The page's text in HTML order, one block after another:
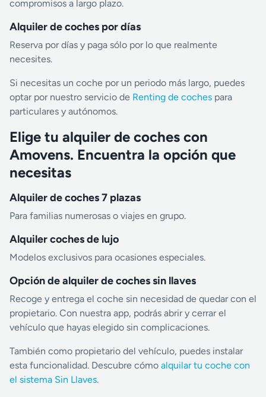
compromisos a largo plazo.
Alquiler de coches por días
Reserva por días y paga sólo por lo que realmente
necesites.
Si necesitas un coche por un periodo más largo, puedes
optar por nuestro servicio de Renting de coches para
particulares y autónomos.
Elige tu alquiler de coches con
Amovens. Encuentra la opción que
necesitas
Alquiler de coches 7 plazas
Para familias numerosas o viajes en grupo.
Alquiler coches de lujo
Modelos exclusivos para ocasiones especiales.
Opción de alquiler de coches sin llaves
Recoge y entrega el coche sin necesidad de quedar con el
propietario. Con nuestra app, podrás abrir y cerrar el
vehículo que hayas elegido sin complicaciones.
También como propietario del vehículo, puedes instalar
esta funcionalidad. Descubre cómo alquilar tu coche con
el sistema Sin Llaves.